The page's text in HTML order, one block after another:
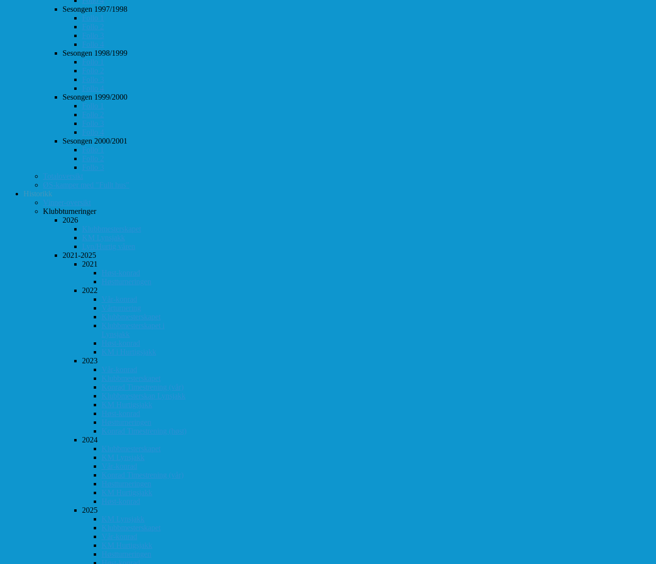
Sesongen 1997/1998
Follo 1
Follo 2
Follo 3
Follo 4
Sesongen 1998/1999
Follo 1
Follo 2
Follo 3
Follo 4
Sesongen 1999/2000
Follo 1
Follo 2
Follo 3
Follo 4
Sesongen 2000/2001
Follo 1
Follo 2
Follo 3
Totaloversikt
ØS-kamper med "Fullt hus"
Historikk
Vinner-oversikt
Klubbturneringer
2026
Klubbmesterskapet
KM Lynsjakk
Lyn/Hurtig våren
2021-2025
2021
Høst-konrad
Høstturneringen
2022
Vår-konrad
Vårturnering
Klubbmesterskapet
Klubbmesterskapet i
Lynsjakk
Høst-konrad
KM i Hurtigsjakk
2023
Vår-konrad
Klubbmesterskapet
Konrad Timestrening (vår)
Klubbmesterskap Lynsjakk
KM Hurtigsjakk
Høst-konrad
Høstturneringen
Konrad Timestrening (høst)
2024
Klubbmesterskapet
KM Lynsjakk
Vår-konrad
Konrad Timestrening (vår)
Høstturneringen
KM Hurtigsjakk
Høst-konrad
2025
KM Lynsjakk
Klubbmesterskapet
Vår-konrad
KM Hurtigsjakk
Høstturneringen